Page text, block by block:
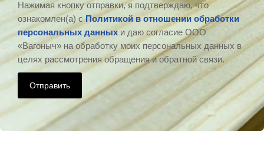
Нажимая кнопку отправки, я подтверждаю, что
ознакомлен(а) сПолитикой в отношении обработки
персональных данныхи даю согласие ООО
«Вагоныч» на обработку моих персональных данных в
целях рассмотрения обращения и обратной связи.
Отправить